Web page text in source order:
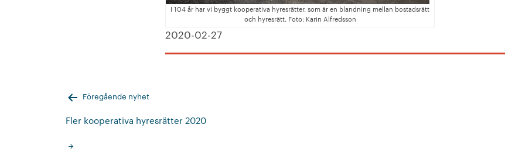
I 104 år har vi byggt kooperativa hyresrätter, som är en blandning mellan bostadsrätt
och hyresrätt. Foto: Karin Alfredsson
2020-02-27
Inläggsnavigering
Föregående nyhet
Fler kooperativa hyresrätter 2020